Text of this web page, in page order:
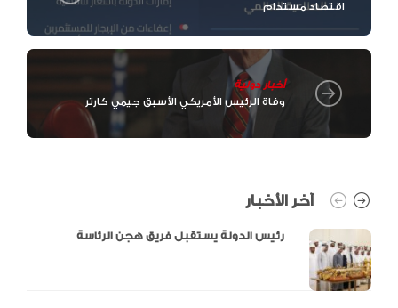
اقتصاد مستدام
أخبار دولية
وفاة الرئيس الأمريكي الأسبق جيمي كارتر
آخر الأخبار